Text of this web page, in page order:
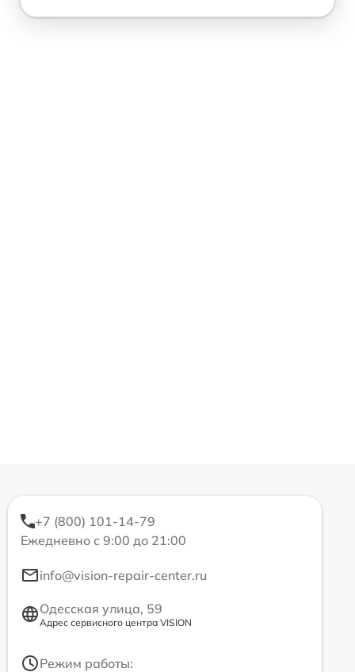
+7 (800) 101-14-79
Ежедневно с 9:00 до 21:00
info@vision-repair-center.ru
Одесская улица, 59
Адрес сервисного центра VISION
Режим работы: